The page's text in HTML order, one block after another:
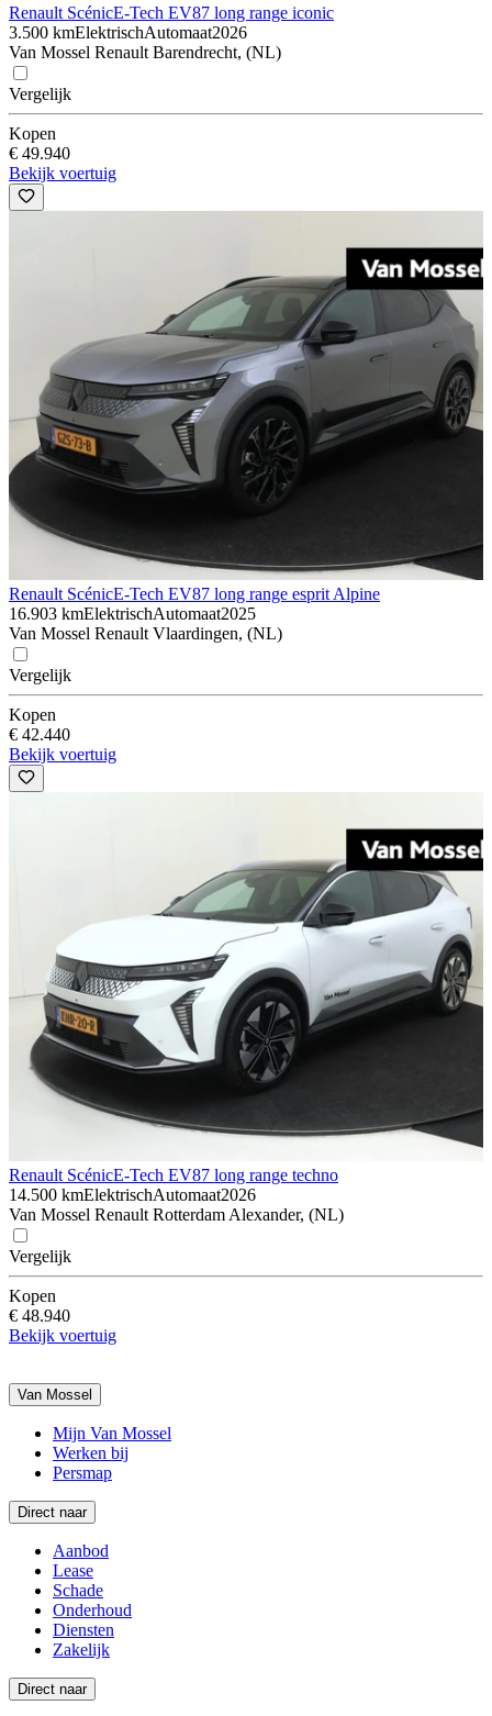
Renault ScénicE-Tech EV87 long range iconic
3.500 kmElektrischAutomaat2026
Van Mossel Renault Barendrecht, (NL)
Vergelijk
Kopen
€ 49.940
Bekijk voertuig
Renault ScénicE-Tech EV87 long range esprit Alpine
16.903 kmElektrischAutomaat2025
Van Mossel Renault Vlaardingen, (NL)
Vergelijk
Kopen
€ 42.440
Bekijk voertuig
Renault ScénicE-Tech EV87 long range techno
14.500 kmElektrischAutomaat2026
Van Mossel Renault Rotterdam Alexander, (NL)
Vergelijk
Kopen
€ 48.940
Bekijk voertuig
Van Mossel
Mijn Van Mossel
Werken bij
Persmap
Direct naar
Aanbod
Lease
Schade
Onderhoud
Diensten
Zakelijk
Direct naar